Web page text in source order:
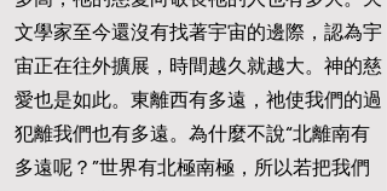
文學家至今還沒有找著宇宙的邊際，認為宇
宙正在往外擴展，時間越久就越大。神的慈
愛也是如此。東離西有多遠，祂使我們的過
犯離我們也有多遠。為什麼不說“北離南有
多遠呢？”世界有北極南極，所以若把我們